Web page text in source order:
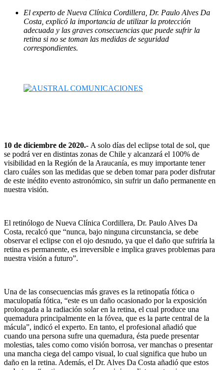
El experto de Nueva Clínica Cordillera, Dr. Paulo Alves Da
Costa, explicó la importancia de utilizar la protección
adecuada y las graves consecuencias que puede sufrir la
retina si no se toman las medidas de seguridad
correspondientes.
10 de diciembre de 2020.- A solo días del eclipse total de sol, que
se podrá ver en distintas zonas de Chile y alcanzará el 100% de
visibilidad en la Región de la Araucanía, es muy importante tener
claro cuáles son las medidas que se deben tomar para poder disfrutar
de este inédito evento astronómico, sin sufrir un daño permanente en
nuestra visión.
El retinólogo de Nueva Clínica Cordillera, Dr. Paulo Alves Da
Costa, recalcó que “nunca, bajo ninguna circunstancia, se debe
observar el eclipse con el ojo desnudo, ya que el daño que sufriría la
retina es permanente, es irreversible e implica graves problemas para
nuestra visión a futuro”.
Una de las consecuencias más graves es la retinopatía fótica o
maculopatía fótica, “este es un daño ocasionado por la exposición
prolongada a la radiación solar en la retina, el cual produce una
quemadura principalmente en la fóvea, que es la parte central de la
mácula”, indicó el experto. En tanto, el profesional añadió que
cuando una persona sufre una quemadura, ésta puede presentar
molestias, tales como como visión borrosa, ver manchas o presentar
una mancha ciega del campo visual, lo cual significa que hubo un
daño en la retina. Además, el Dr. Alves Da Costa añadió que estos